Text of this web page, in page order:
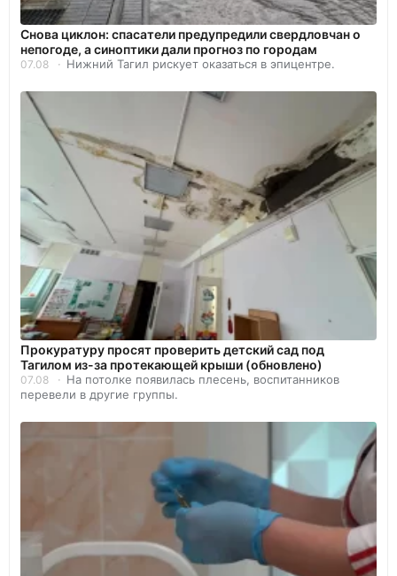
Снова циклон: спасатели предупредили свердловчан о
непогоде, а синоптики дали прогноз по городам
07.08 Нижний Тагил рискует оказаться в эпицентре.
Прокуратуру просят проверить детский сад под
Тагилом из-за протекающей крыши (обновлено)
07.08
На потолке появилась плесень, воспитанников
перевели в другие группы.